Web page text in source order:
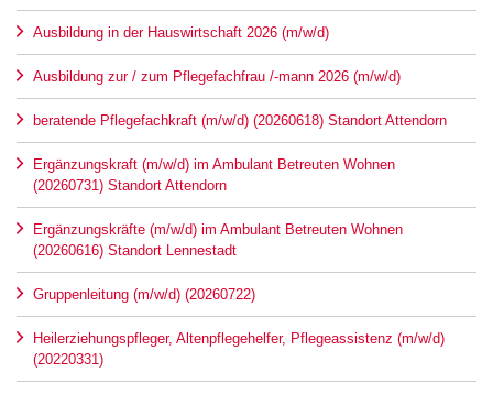
Ausbildung in der Hauswirtschaft 2026 (m/w/d)
Ausbildung zur / zum Pflegefachfrau /-mann 2026 (m/w/d)
beratende Pflegefachkraft (m/w/d) (20260618) Standort Attendorn
Ergänzungskraft (m/w/d) im Ambulant Betreuten Wohnen
(20260731) Standort Attendorn
Ergänzungskräfte (m/w/d) im Ambulant Betreuten Wohnen
(20260616) Standort Lennestadt
Gruppenleitung (m/w/d) (20260722)
Heilerziehungspfleger, Altenpflegehelfer, Pflegeassistenz (m/w/d)
(20220331)